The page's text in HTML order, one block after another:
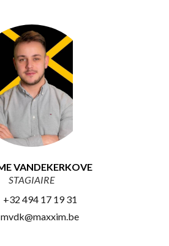
VANDEKERKOVE
STAGIAIRE
+32 494 17 19 31
mvdk@maxxim.be